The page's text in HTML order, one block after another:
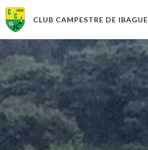
CLUB CAMPESTRE DE IBAGUE